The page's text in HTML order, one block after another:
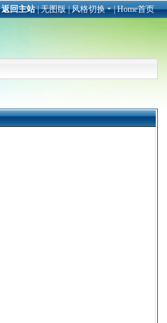
返回主站|无图版|风格切换 |Home首页